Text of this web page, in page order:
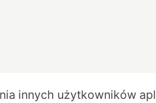
innych użytkowników